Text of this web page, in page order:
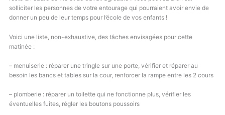
solliciter les personnes de votre entourage qui pourraient avoir envie de
donner un peu de leur temps pour l’école de vos enfants !
Voici une liste, non-exhaustive, des tâches envisagées pour cette
matinée :
– menuiserie : réparer une tringle sur une porte, vérifier et réparer au
besoin les bancs et tables sur la cour, renforcer la rampe entre les 2 cours
– plomberie : réparer un toilette qui ne fonctionne plus, vérifier les
éventuelles fuites, régler les boutons poussoirs